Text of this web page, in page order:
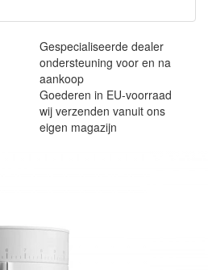
Gespecialiseerde dealer
ondersteuning voor en na
aankoop
Goederen in EU-voorraad
wij verzenden vanuit ons
eigen magazijn